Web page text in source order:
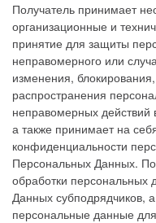
Получатель принимает
организационные и
принятие для защиты
неправомерного или
изменения,
распространения
неправомерных
а также принимает на
конфиденциальности
Персональных Данных.
обработки
Данных субподрядчиков,
персональные данные